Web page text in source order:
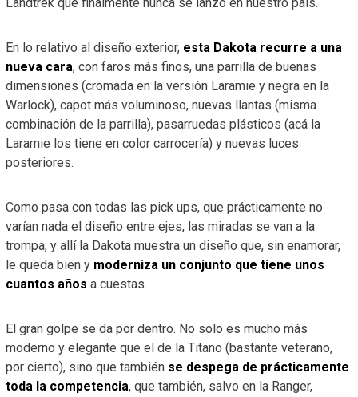
Landtrek que finalmente nunca se lanzó en nuestro país.
En lo relativo al diseño exterior, esta Dakota recurre a una
nueva cara, con faros más finos, una parrilla de buenas
dimensiones (cromada en la versión Laramie y negra en la
Warlock), capot más voluminoso, nuevas llantas (misma
combinación de la parrilla), pasarruedas plásticos (acá la
Laramie los tiene en color carrocería) y nuevas luces
posteriores.
Como pasa con todas las pick ups, que prácticamente no
varían nada el diseño entre ejes, las miradas se van a la
trompa, y allí la Dakota muestra un diseño que, sin enamorar,
le queda bien y moderniza un conjunto que tiene unos
cuantos años a cuestas.
El gran golpe se da por dentro. No solo es mucho más
moderno y elegante que el de la Titano (bastante veterano,
por cierto), sino que también se despega de prácticamente
toda la competencia, que también, salvo en la Ranger,